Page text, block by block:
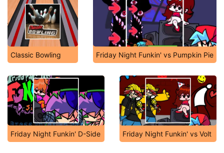
Classic Bowling Friday Night Funkin' vs Pumpkin Pie
Friday Night Funkin' D-Side Friday Night Funkin' vs Volt